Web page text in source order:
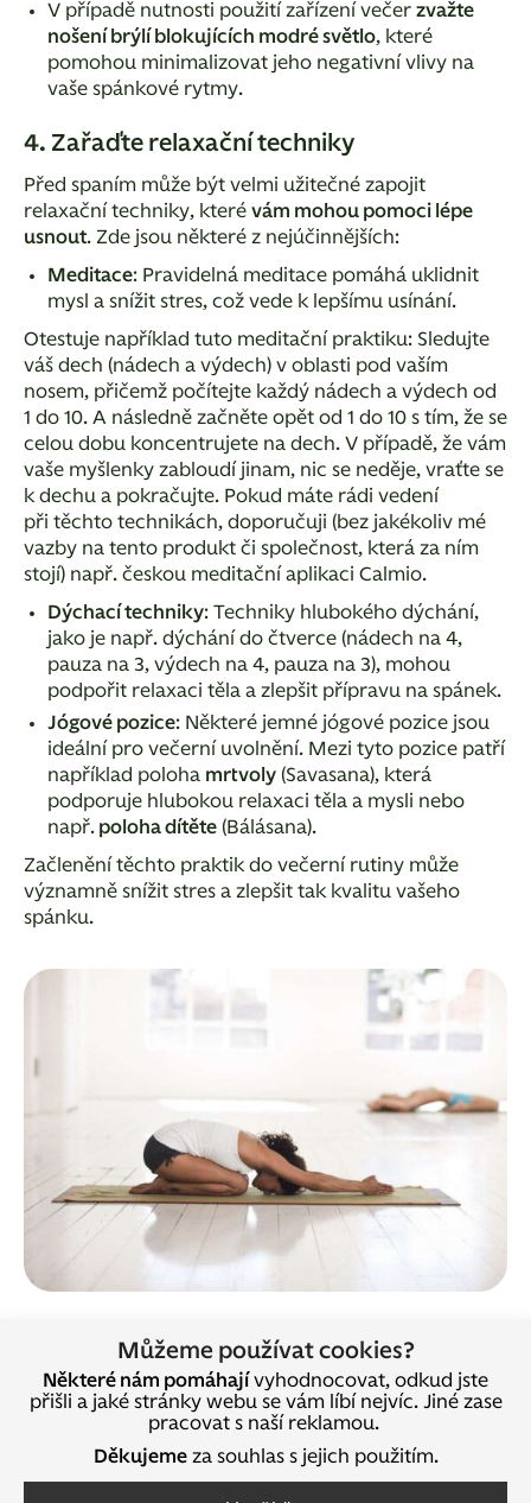
Můžeme používat cookies?
Některé nám pomáhají vyhodnocovat, odkud jste
přišli a jaké stránky webu se vám líbí nejvíc. Jiné zase
pracovat s naší reklamou.
Děkujemeza souhlas s jejich použitím.
V případě nutnosti použití zařízení večer zvažte
nošení brýlí blokujících modré světlo, které
pomohou minimalizovat jeho negativní vlivy na
vaše spánkové rytmy.
4. Zařaďte relaxační techniky
Před spaním může být velmi užitečné zapojit
relaxační techniky, které vám mohou pomoci lépe
usnout. Zde jsou některé z nejúčinnějších:
Meditace: Pravidelná meditace pomáhá uklidnit
mysl a snížit stres, což vede k lepšímu usínání.
Otestuje například tuto meditační praktiku: Sledujte
váš dech (nádech a výdech) v oblasti pod vaším
nosem, přičemž počítejte každý nádech a výdech od
1 do 10. A následně začněte opět od 1 do 10 s tím, že se
celou dobu koncentrujete na dech. V případě, že vám
vaše myšlenky zabloudí jinam, nic se neděje, vraťte se
k dechu a pokračujte. Pokud máte rádi vedení
při těchto technikách, doporučuji (bez jakékoliv mé
vazby na tento produkt či společnost, která za ním
stojí) např. českou meditační aplikaci Calmio.
Dýchací techniky: Techniky hlubokého dýchání,
jako je např. dýchání do čtverce (nádech na 4,
pauza na 3, výdech na 4, pauza na 3), mohou
podpořit relaxaci těla a zlepšit přípravu na spánek.
Jógové pozice: Některé jemné jógové pozice jsou
ideální pro večerní uvolnění. Mezi tyto pozice patří
například poloha mrtvoly (Savasana), která
podporuje hlubokou relaxaci těla a mysli nebo
např. poloha dítěte (Bálásana).
Začlenění těchto praktik do večerní rutiny může
významně snížit stres a zlepšit tak kvalitu vašeho
spánku.
5. Pohyb jako evolucí daná nutnost
Na kvalitu našeho spánku má velmi pozitivní vliv
fyzická aktivita. Naše tělo a mysl byly nadesignovány
na prostředí pravěku, přičemž platí, že
byly v pohybu prakticky neustále. Zjednodušeně